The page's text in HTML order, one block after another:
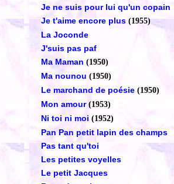
Je ne suis pour lui qu'un copain
Je t'aime encore plus (1955)
La Joconde
J'suis pas paf
Ma Maman (1950)
Ma nounou (1950)
Le marchand de poésie (1950)
Mon amour (1953)
Ni toi ni moi (1952)
Pan Pan petit lapin des champs
Pas tant qu'toi
Les petites voyelles
Le petit Jacques